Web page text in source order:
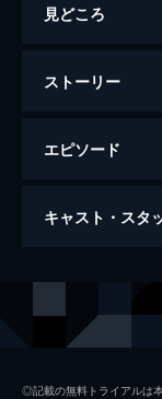
見どころ
ストーリー
エピソード
ウィキッド ふたり
キャスト・スタ
◎記載の無料トライアルは